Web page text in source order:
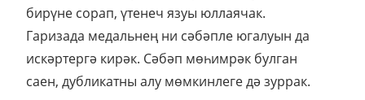
бирүне сорап, үтенеч язуы юллаячак.
Гаризада медальнең ни сәбәпле югалуын да
искәртергә кирәк. Сәбәп мөһимрәк булган
саен, дубликатны алу мөмкинлеге дә зуррак.